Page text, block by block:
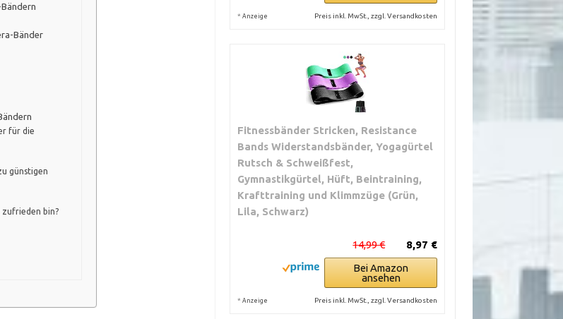
Bänder
für die
günstigen
zufrieden bin?
* Anzeige Preis inkl. MwSt., zzgl. Versandkosten
Fitnessbänder Stricken, Resistance
Bands Widerstandsbänder, Yogagürtel
Rutsch & Schweißfest,
Gymnastikgürtel, Hüft, Beintraining,
Krafttraining und Klimmzüge (Grün,
Lila, Schwarz)
8,97 €
14,99 €
Bei Amazon
ansehen
* Anzeige Preis inkl. MwSt., zzgl. Versandkosten